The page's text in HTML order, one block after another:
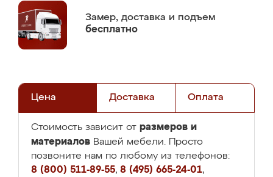
Замер, доставка и подъем
бесплатно
Цена Доставка Оплата
Стоимость зависит от размеров и
материалов Вашей мебели. Просто
позвоните нам по любому из телефонов:
8 (800) 511-89-55, 8 (495) 665-24-01,